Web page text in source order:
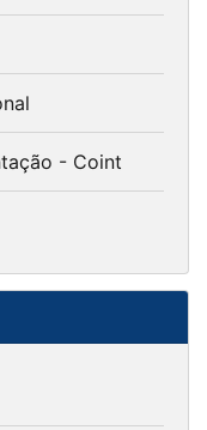
- Coint